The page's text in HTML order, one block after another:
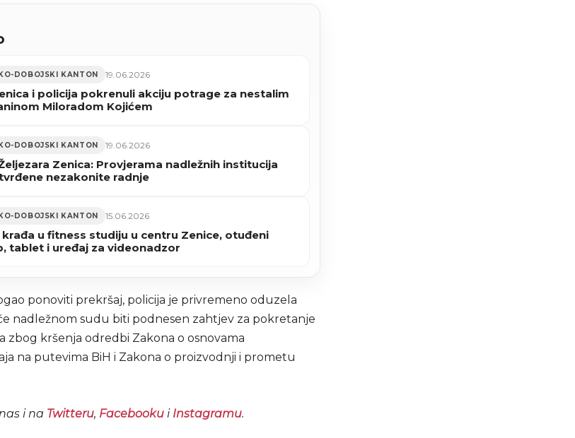
DOBOJSKI KANTON 19.06.2026
i policija pokrenuli akciju potrage za nestalim
Miloradom Kojićem
DOBOJSKI KANTON 19.06.2026
Zenica: Provjerama nadležnih institucija
nezakonite radnje
DOBOJSKI KANTON 15.06.2026
krađa u fitness studiju u centru Zenice, otuđeni
tablet i uređaj za videonadzor
ponoviti prekršaj, policija je privremeno oduzela
nadležnom sudu biti podnesen zahtjev za pokretanje
zbog kršenja odredbi Zakona o osnovama
na putevima BiH i Zakona o proizvodnji i prometu
i na Twitteru, Facebookui Instagramu.